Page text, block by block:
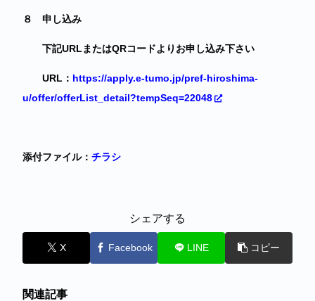
８ 申し込み
下記URLまたはQRコードよりお申し込み下さい
URL： https://apply.e-tumo.jp/pref-hiroshima-
u/offer/offerList_detail?tempSeq=22048
添付ファイル： チラシ
シェアする
X Facebook LINE コピー
関連記事